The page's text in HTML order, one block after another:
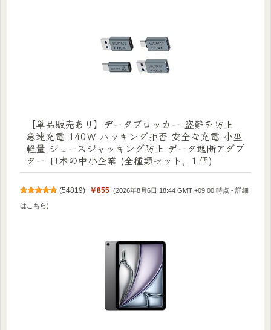
【単品販売あり】データブロッカー 盗難を防止
急速充電 140Ｗ ハッキング拒否 安全な充電 小型
軽量 ジュースジャッキング防止 データ遮断アダプ
ター 日本の中小企業 (全種類セット, １個)
(54819) ￥855 (2026年8月6日 18:44 GMT +09:00 時点 -詳細
はこちら)